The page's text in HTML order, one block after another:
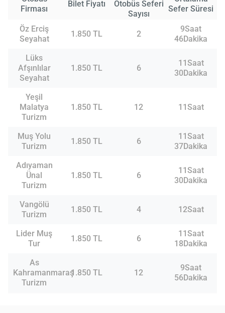
Firması
Bilet Fiyatı
Otobüs Seferi
Sayısı
Sefer Süresi
Öz Erciş
Seyahat
1.850 TL 2
9Saat
46Dakika
Lüks
Afşınlılar
Seyahat
1.850 TL 6
11Saat
30Dakika
Yeşil
Malatya
Turizm
1.850 TL 12 11Saat
Muş Yolu
Turizm
1.850 TL 6
11Saat
37Dakika
Adıyaman
Ünal
Turizm
1.850 TL 6
11Saat
30Dakika
Vangölü
Turizm
1.850 TL 4 12Saat
Lider Muş
Tur
1.850 TL 6
11Saat
18Dakika
As
Kahramanmaraş
Turizm
1.850 TL 12
9Saat
56Dakika